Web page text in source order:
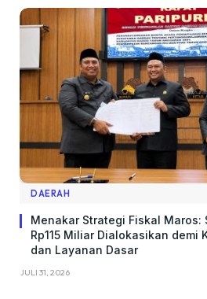
DAERAH
Menakar Strategi Fiskal Maros:
Rp115 Miliar Dialokasikan demi
dan Layanan Dasar
JULI 31, 2026